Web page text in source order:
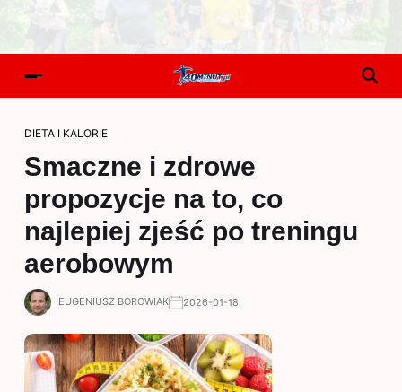
DIETA I KALORIE
Smaczne i zdrowe
propozycje na to, co
najlepiej zjeść po treningu
aerobowym
EUGENIUSZ BOROWIAK 2026-01-18